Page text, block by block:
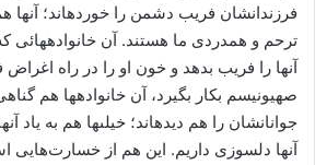
فرزندانشان فریب دشمن را خورده‏اند؛ آنها
ترحم و همدردى ما هستند. آن
آنها را فریب بدهد و خون او را در راه اغراض
صهیونیسم بکار بگیرد، آن خانواده‏ها هم
جوانانشان را هم دیده‏اند؛ خیلى‏ها هم به یاد
آنها دلسوزى داریم. این هم از خسارت‌هایى